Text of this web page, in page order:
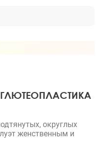
округлых
женственным и